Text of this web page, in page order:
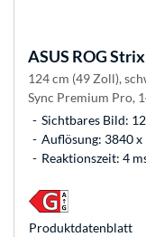
ASUS ROG
124 cm (49 Zoll),
Sync Premium Pro,
Sichtbares Bild:
Auflösung: 3840 x
Reaktionszeit: 4
Produkt­datenblatt